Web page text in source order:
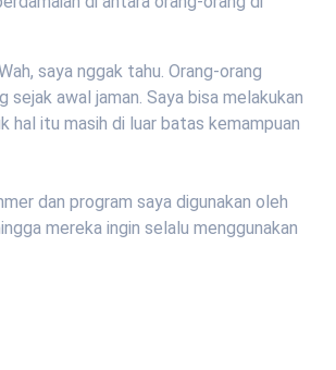
saya nggak tahu. Orang-orang
awal jaman. Saya bisa melakukan
hal itu masih di luar batas kemampuan
dan program saya digunakan oleh
mereka ingin selalu menggunakan